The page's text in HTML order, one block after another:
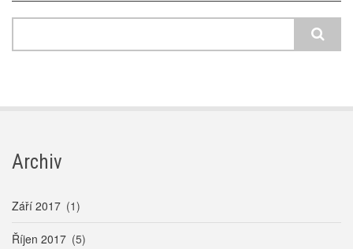
Archiv
Září 2017 (1)
Říjen 2017 (5)